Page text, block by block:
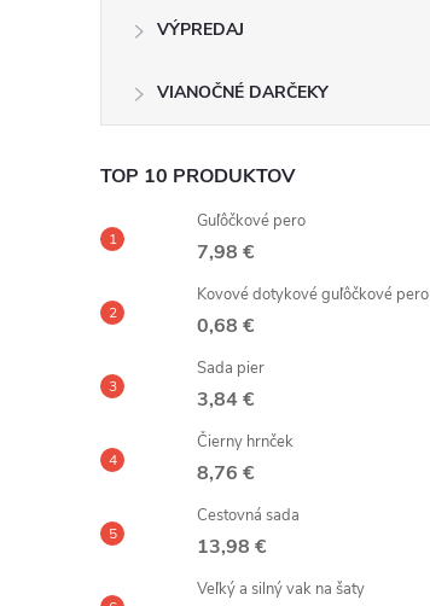
VÝPREDAJ
VIANOČNÉ DARČEKY
TOP 10 PRODUKTOV
Guľôčkové pero
7,98 €
Kovové dotykové guľôčkové pero
0,68 €
Sada pier
3,84 €
Čierny hrnček
8,76 €
Cestovná sada
13,98 €
Veľký a silný vak na šaty